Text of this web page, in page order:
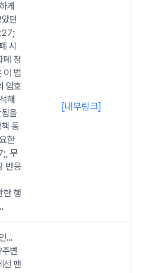
게
던
시
폐 정
이 법
암호
해
을
동
한
무
반응
한 행
[내부링크]
...
변
선 맨